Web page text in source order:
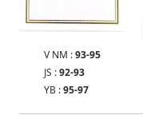
V NM :93-95
JS :92-93
YB :95-97